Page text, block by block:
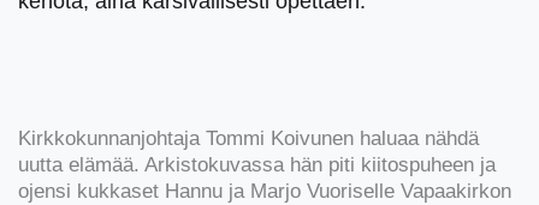
Kirkkokunnanjohtaja Tommi Koivunen haluaa nähdä
uutta elämää. Arkistokuvassa hän piti kiitospuheen ja
ojensi kukkaset Hannu ja Marjo Vuoriselle Vapaakirkon